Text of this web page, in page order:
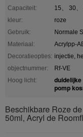
Capaciteit:
15、 30
kleur:
roze
Gebruik:
Normale
Materiaal:
Acrylpp-
Decoratieopties: injectie,
objectnummer:
Rf-VE
Hoog licht:
pomp
Beschikbare Roze
50ml, Acryl de